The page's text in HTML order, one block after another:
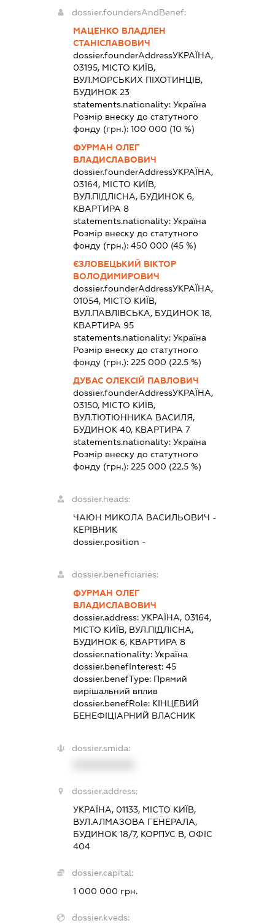
dossier.foundersAndBenef:
МАЦЕНКО ВЛАДЛЕН
СТАНІСЛАВОВИЧ
dossier.founderAddressУКРАЇНА,
03195, МІСТО КИЇВ,
ВУЛ.МОРСЬКИХ ПІХОТИНЦІВ,
БУДИНОК 23
statements.nationality: Україна
Розмір внеску до статутного
фонду (грн.): 100 000 (10 %)
ФУРМАН ОЛЕГ
ВЛАДИСЛАВОВИЧ
dossier.founderAddressУКРАЇНА,
03164, МІСТО КИЇВ,
ВУЛ.ПІДЛІСНА, БУДИНОК 6,
КВАРТИРА 8
statements.nationality: Україна
Розмір внеску до статутного
фонду (грн.): 450 000 (45 %)
ЄЗЛОВЕЦЬКИЙ ВІКТОР
ВОЛОДИМИРОВИЧ
dossier.founderAddressУКРАЇНА,
01054, МІСТО КИЇВ,
ВУЛ.ПАВЛІВСЬКА, БУДИНОК 18,
КВАРТИРА 95
statements.nationality: Україна
Розмір внеску до статутного
фонду (грн.): 225 000 (22.5 %)
ДУБАС ОЛЕКСІЙ ПАВЛОВИЧ
dossier.founderAddressУКРАЇНА,
03150, МІСТО КИЇВ,
ВУЛ.ТЮТЮННИКА ВАСИЛЯ,
БУДИНОК 40, КВАРТИРА 7
statements.nationality: Україна
Розмір внеску до статутного
фонду (грн.): 225 000 (22.5 %)
dossier.heads:
ЧАЮН МИКОЛА ВАСИЛЬОВИЧ -
КЕРІВНИК
dossier.position -
dossier.beneficiaries:
ФУРМАН ОЛЕГ
ВЛАДИСЛАВОВИЧ
dossier.address: УКРАЇНА, 03164,
МІСТО КИЇВ, ВУЛ.ПІДЛІСНА,
БУДИНОК 6, КВАРТИРА 8
dossier.nationality: Україна
dossier.benefInterest: 45
dossier.benefType: Прямий
вирішальний вплив
dossier.benefRole: КІНЦЕВИЙ
БЕНЕФІЦІАРНИЙ ВЛАСНИК
dossier.smida:
dossier.address:
УКРАЇНА, 01133, МІСТО КИЇВ,
ВУЛ.АЛМАЗОВА ГЕНЕРАЛА,
БУДИНОК 18/7, КОРПУС В, ОФІС
404
dossier.capital:
1 000 000 грн.
dossier.kveds: